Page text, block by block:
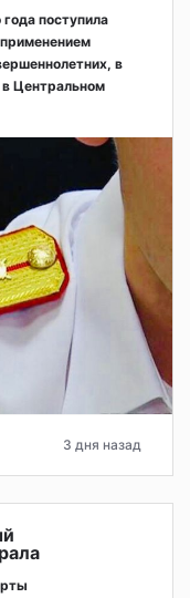
поступила
в
Центральном
3 дня назад